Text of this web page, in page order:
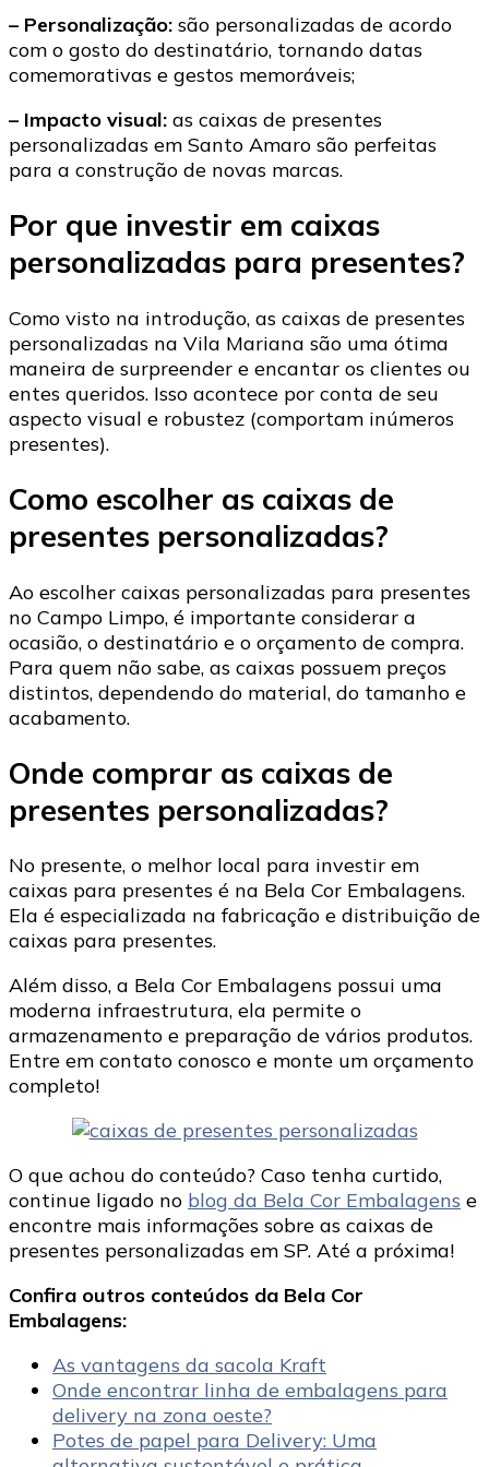
– Personalização: são personalizadas de acordo
com o gosto do destinatário, tornando datas
comemorativas e gestos memoráveis;
– Impacto visual: as caixas de presentes
personalizadas em Santo Amaro são perfeitas
para a construção de novas marcas.
Por que investir em caixas
personalizadas para presentes?
Como visto na introdução, as caixas de presentes
personalizadas na Vila Mariana são uma ótima
maneira de surpreender e encantar os clientes ou
entes queridos. Isso acontece por conta de seu
aspecto visual e robustez (comportam inúmeros
presentes).
Como escolher as caixas de
presentes personalizadas?
Ao escolher caixas personalizadas para presentes
no Campo Limpo, é importante considerar a
ocasião, o destinatário e o orçamento de compra.
Para quem não sabe, as caixas possuem preços
distintos, dependendo do material, do tamanho e
acabamento.
Onde comprar as caixas de
presentes personalizadas?
No presente, o melhor local para investir em
caixas para presentes é na Bela Cor Embalagens.
Ela é especializada na fabricação e distribuição de
caixas para presentes.
Além disso, a Bela Cor Embalagens possui uma
moderna infraestrutura, ela permite o
armazenamento e preparação de vários produtos.
Entre em contato conosco e monte um orçamento
completo!
O que achou do conteúdo? Caso tenha curtido,
continue ligado no blog da Bela Cor Embalagens e
encontre mais informações sobre as caixas de
presentes personalizadas em SP. Até a próxima!
Confira outros conteúdos da Bela Cor
Embalagens:
As vantagens da sacola Kraft
Onde encontrar linha de embalagens para
delivery na zona oeste?
Potes de papel para Delivery: Uma